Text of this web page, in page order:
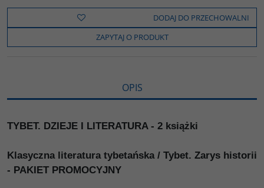
e
o
k
t
t
e
o
y
i
n
k
z
e
l
s
DODAJ DO PRZECHOWALNI
ZAPYTAJ O PRODUKT
OPIS
TYBET. DZIEJE I LITERATURA - 2 książki
Klasyczna literatura tybetańska / Tybet. Zarys historii
- PAKIET PROMOCYJNY